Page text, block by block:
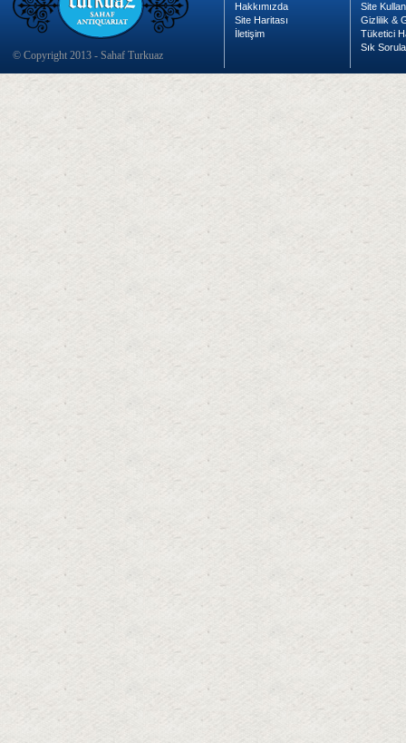
© Copyright 2013 - Sahaf Turkuaz
Hakkımızda
Site Haritası
İletişim
Site
Gizlilik &
Tüketici
Sık